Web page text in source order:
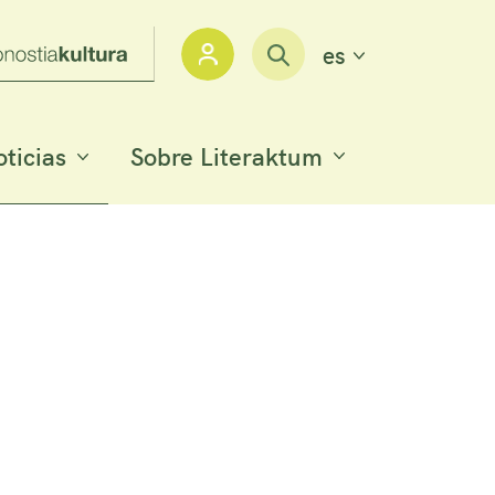
Iniciar sesión
es
Sobre Literaktum